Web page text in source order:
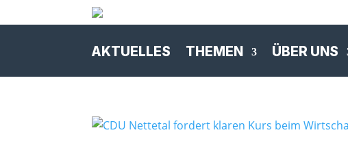
AKTUELLES THEMEN ÜBER UNS